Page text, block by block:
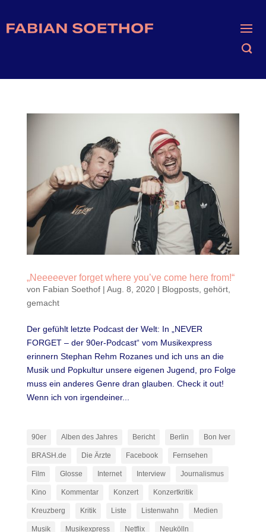
„Neeeeever forget where you’ve come here from!“
von Fabian Soethof| Aug. 8, 2020| Blogposts, gehört,
gemacht
Der gefühlt letzte Podcast der Welt: In „NEVER
FORGET – der 90er-Podcast“ vom Musikexpress
erinnern Stephan Rehm Rozanes und ich uns an die
Musik und Popkultur unsere eigenen Jugend, pro Folge
muss ein anderes Genre dran glauben. Check it out!
Wenn ich von irgendeiner...
90er Alben des Jahres Bericht Berlin Bon Iver
BRASH.de Die Ärzte Facebook Fernsehen
Film Glosse Internet Interview Journalismus
Kino Kommentar Konzert Konzertkritik
Kreuzberg Kritik Liste Listenwahn Medien
Musik Musikexpress Netflix Neukölln